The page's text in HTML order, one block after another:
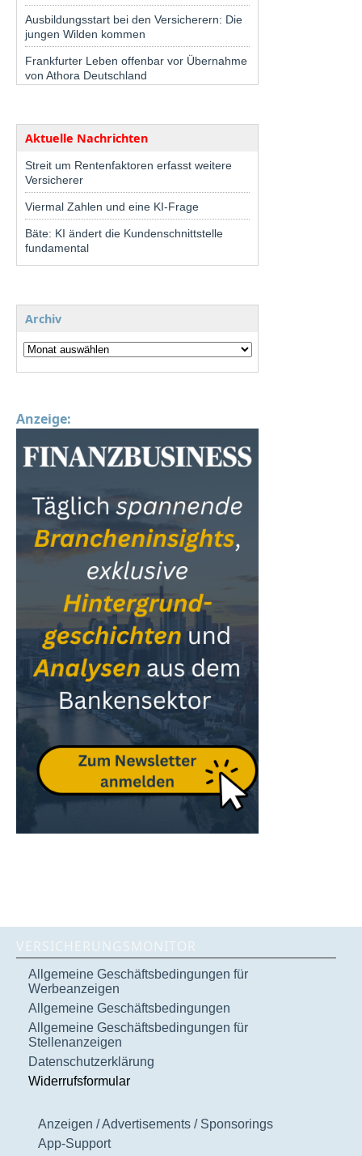
Ausbildungsstart bei den Versicherern: Die
jungen Wilden kommen
Frankfurter Leben offenbar vor Übernahme
von Athora Deutschland
Aktuelle Nachrichten
Streit um Rentenfaktoren erfasst weitere
Versicherer
Viermal Zahlen und eine KI-Frage
Bäte: KI ändert die Kundenschnittstelle
fundamental
Archiv
Anzeige:
VERSICHERUNGSMONITOR
Allgemeine Geschäftsbedingungen für
Werbeanzeigen
Allgemeine Geschäftsbedingungen
Allgemeine Geschäftsbedingungen für
Stellenanzeigen
Datenschutzerklärung
Widerrufsformular
Anzeigen / Advertisements / Sponsorings
App-Support